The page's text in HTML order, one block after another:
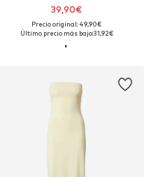
39,90€
Precio original: 49,90€
Último precio más bajo:31,92€